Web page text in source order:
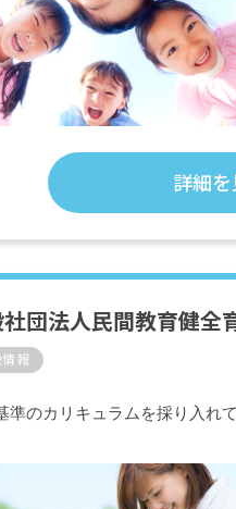
詳細を
社団法人民間教育健全
報
準のカリキュラムを採り入れ